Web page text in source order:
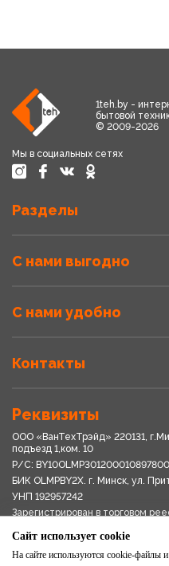
1teh.by -
бытовой
© 2009-2026
Мы в социальных сетях
Разделы
С нами выгодно
С нами удобно
Контакты
Реквизиты
ООО «ВанТехТрэйд» 220131,
подъезд 1,ком. 10
Р/С:
БИК OLMPBY2X. г. Минск, ул.
УНП 192957242
Зарегистрирован в торговом
Свидетельство о регистрации
Мингориспоплком
Сайт использует cookie
На сайте используются cookie-файлы